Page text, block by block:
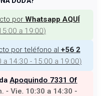
por Whatsapp AQUÍ
a 19:00)
por teléfono al +56 2
a 14:30 - 15:00 a 19:00)
Apoquindo 7331 Of
- Vie. 10:30 a 14:30 -